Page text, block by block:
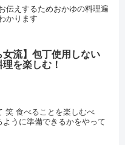
伝えするためおかゆの料理遍
かります
女流】包丁使用しない
を楽しむ！
笑 食べることを楽しむべ
うに準備できるかをやって